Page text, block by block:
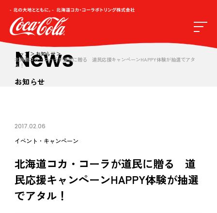
トップ
お知らせ
北海道コカ・コーラが道民に贈る 道民応援キャンペーンHAPPY体験が抽選でアタ
ル！
News
お知らせ
2017.02.06
イベント・キャンペーン
北海道コカ・コーラが道民に贈る 道
民応援キャンペーンHAPPY体験が抽選
でアタル！